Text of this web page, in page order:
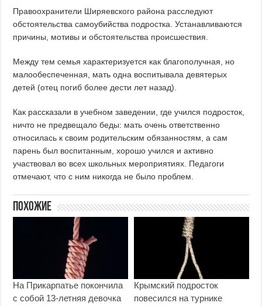
Правоохранители Ширяевского района расследуют
обстоятельства самоубийства подростка. Устанавливаются
причины, мотивы и обстоятельства происшествия.
Между тем семья характеризуется как благополучная, но
малообеспеченная, мать одна воспитывала девятерых
детей (отец погиб более дести лет назад).
Как рассказали в учебном заведении, где учился подросток,
ничто не предвещало беды: мать очень ответственно
относилась к своим родительским обязанностям, а сам
парень был воспитанным, хорошо учился и активно
участвовал во всех школьных мероприятиях. Педагоги
отмечают, что с ним никогда не было проблем.
Похожие
На Прикарпатье покончила
с собой 13-летняя девочка
Крымский подросток
повесился на турнике